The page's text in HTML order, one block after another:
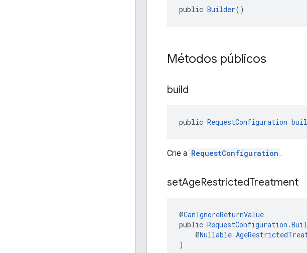
public Builder()
Métodos públicos
build
public RequestConfiguration
Crie a RequestConfiguration .
setAgeRestrictedTreatment
@CanIgnoreReturnValue
public
@Nullable
)